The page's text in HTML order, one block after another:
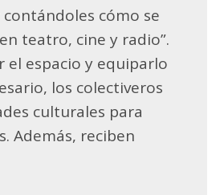
cómo se
teatro, cine y radio”.
el espacio y equiparlo
los colectiveros
culturales para
Además, reciben